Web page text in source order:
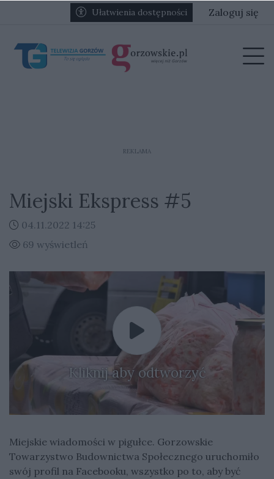
Przejdź do głównych treści
Przejdź do głównego menuUłatwienia dostępności Zaloguj się
REKLAMA
Miejski Ekspress #5
04.11.2022 14:25
69 wyświetleń
Kliknij aby odtworzyć
Miejskie wiadomości w pigułce. Gorzowskie
Towarzystwo Budownictwa Społecznego uruchomiło
swój profil na Facebooku, wszystko po to, aby być